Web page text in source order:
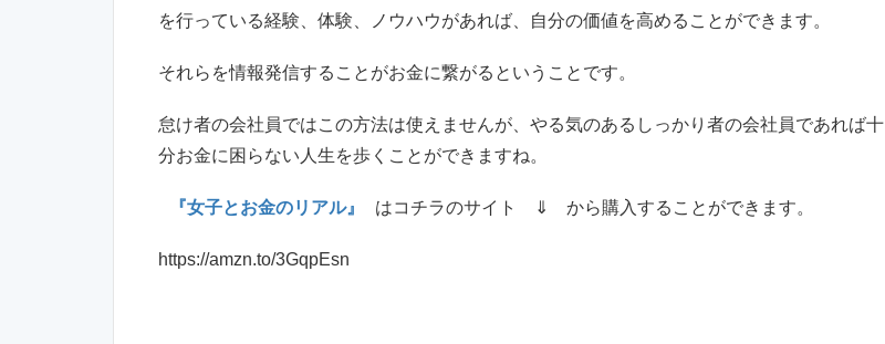
を行っている経験、体験、ノウハウがあれば、自分の価値を高めることができます。
それらを情報発信することがお金に繋がるということです。
怠け者の会社員ではこの方法は使えませんが、やる気のあるしっかり者の会社員であれば十
分お金に困らない人生を歩くことができますね。
『女子とお金のリアル』 はコチラのサイト ⇓ から購入することができます。
https://amzn.to/3GqpEsn